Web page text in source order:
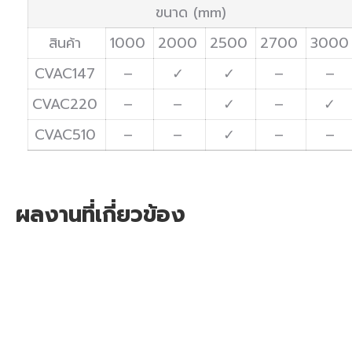
ขนาด (mm)
สินค้า
1000 2000 2500 2700
3000
CVAC147
– ✓ ✓ –
–
CVAC220
– – ✓ –
✓
CVAC510
– – ✓ – –
ผลงานที่เกี่ยวข้อง